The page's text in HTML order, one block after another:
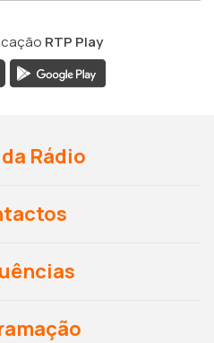
RTP Play
Rádio